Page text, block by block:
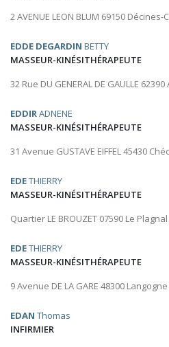
2 AVENUE LEON BLUM 69150
EDDE DEGARDIN BETTY
MASSEUR-KINÉSITHÉRAPEUTE
32 Rue DU GENERAL DE GAULLE
EDDIRADNENE
MASSEUR-KINÉSITHÉRAPEUTE
31 Avenue GUSTAVE EIFFEL 45430
EDETHIERRY
MASSEUR-KINÉSITHÉRAPEUTE
Quartier LE BROUZET 07590 Le Plagnal
EDETHIERRY
MASSEUR-KINÉSITHÉRAPEUTE
9 Avenue DE LA GARE 48300 Langogne
EDAN Thomas
INFIRMIER